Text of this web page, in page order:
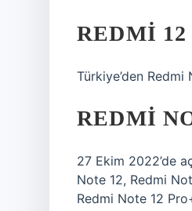
REDMI 12
Türkiye’den Redmi
REDMI
27 Ekim 2022’de
Note 12, Redmi
Redmi Note 12